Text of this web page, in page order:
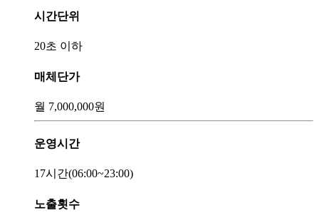
시간단위
20초 이하
매체단가
월 7,000,000원
운영시간
17시간(06:00~23:00)
노출횟수